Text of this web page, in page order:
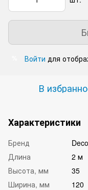
Войти для
В
Характеристики
Бренд
Длина
2 м
Высота, мм
35
Ширина, мм
120